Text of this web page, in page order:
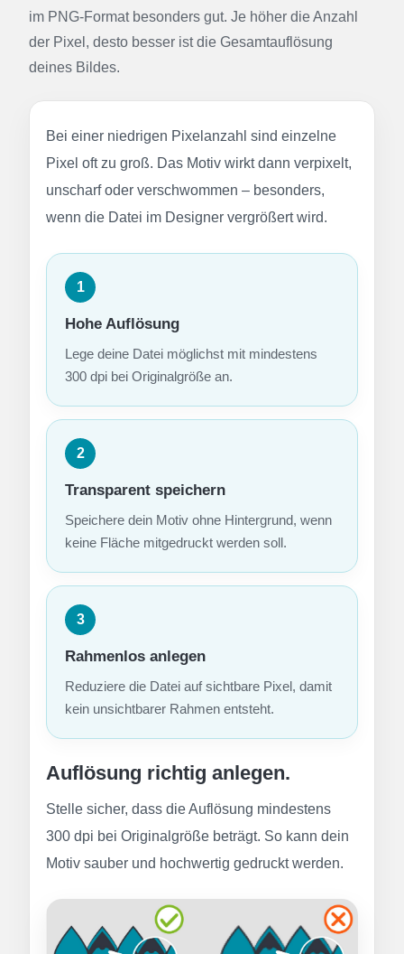
im PNG-Format besonders gut. Je höher die Anzahl
der Pixel, desto besser ist die Gesamtauflösung
deines Bildes.
Bei einer niedrigen Pixelanzahl sind einzelne
Pixel oft zu groß. Das Motiv wirkt dann verpixelt,
unscharf oder verschwommen – besonders,
wenn die Datei im Designer vergrößert wird.
1
Hohe Auflösung
Lege deine Datei möglichst mit mindestens
300 dpi bei Originalgröße an.
2
Transparent speichern
Speichere dein Motiv ohne Hintergrund, wenn
keine Fläche mitgedruckt werden soll.
3
Rahmenlos anlegen
Reduziere die Datei auf sichtbare Pixel, damit
kein unsichtbarer Rahmen entsteht.
Auflösung richtig anlegen.
Stelle sicher, dass die Auflösung mindestens
300 dpi bei Originalgröße beträgt. So kann dein
Motiv sauber und hochwertig gedruckt werden.